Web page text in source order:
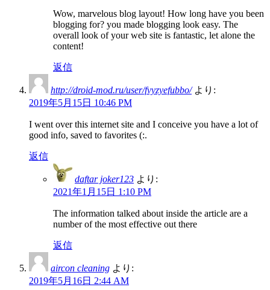
Wow, marvelous blog layout! How long have you been
blogging for? you made blogging look easy. The
overall look of your web site is fantastic, let alone the
content!
返信
http://droid-mod.ru/user/fvyzyefubbo/ より:
2019年5月15日 10:46 PM
I went over this internet site and I conceive you have a lot of
good info, saved to favorites (:.
返信
daftar joker123 より:
2021年1月15日 1:10 PM
The information talked about inside the article are a
number of the most effective out there
返信
aircon cleaning より:
2019年5月16日 2:44 AM